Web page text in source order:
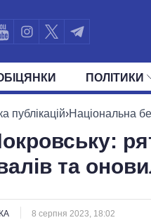
ПОЛIТИКИ
УСІ ПОЛІТИКИ ПРЕЗИДЕНТ І
публікацій›Національна
та
8 серпня 2023, 18:02